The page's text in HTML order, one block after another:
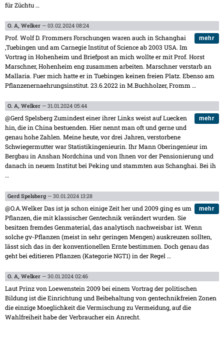
für Züchtu …
O. A, Welker — 03.02.2024 08:24
mehr
Prof. Wolf D. Frommers Forschungen waren auch in Schanghai
,Tuebingen und am Carnegie Institut of Science ab 2003 USA. Im
Vortrag in Hohenheim und Briefpost an mich wollte er mit Prof. Horst
Marschner, Hohenheim eng zusammen arbeiten. Marschner verstarb an
Mallaria. Fuer mich hatte er in Tuebingen keinen freien Platz. Ebenso am
Pflanzenernaehrungsinstitut. 23.6.2022 in M.Buchholzer, Fromm …
O. A, Welker — 31.01.2024 05:44
mehr
@Gerd Spelsberg Zumindest einer ihrer Links weist auf Luecken
hin, die in China bestuenden. Hier nennt man oft und gerne und
genau hohe Zahlen. Meine heute, vor drei Jahren, verstorbene
Schwiegermutter war Statistikingenieurin. Ihr Mann Oberingenieur im
Bergbau in Anshan Nordchina und von Ihnen vor der Pensionierung und
danach in neuem Institut bei Peking und stammten aus Schanghai. Bei ih
…
Gerd Spelsberg — 30.01.2024 13:28
mehr
@O.A.Welker Das ist ja schon einige Zeit her und 2009 ging es um
Pflanzen, die mit klassischer Gentechnik verändert wurden. Sie
besitzen fremdes Genmaterial, das analytisch nachweisbar ist. Wenn
solche gv-Pflanzen (meist in sehr geringen Mengen) auskreuzen sollten,
lässt sich das in der konventionellen Ernte bestimmen. Doch genau das
geht bei editieren Pflanzen (Kategorie NGT1) in der Regel …
O. A, Welker — 30.01.2024 02:46
Laut Prinz von Loewenstein 2009 bei einem Vortrag der politischen
Bildung ist die Einrichtung und Beibehaltung von gentechnikfreien Zonen
die einzige Moeglichkeit die Vermischung zu Vermeidung, auf die
Wahlfreiheit habe der Verbraucher ein Anrecht.